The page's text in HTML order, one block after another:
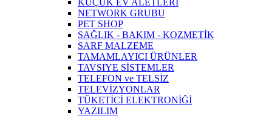
KÜÇÜK EV ALETLERİ
NETWORK GRUBU
PET SHOP
SAĞLIK - BAKIM - KOZMETİK
SARF MALZEME
TAMAMLAYICI ÜRÜNLER
TAVSIYE SİSTEMLER
TELEFON ve TELSİZ
TELEVİZYONLAR
TÜKETİCİ ELEKTRONİĞİ
YAZILIM